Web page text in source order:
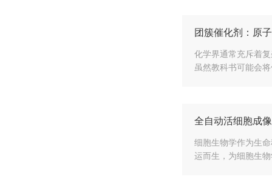
团簇催化剂：
化学界通常充斥着复杂
虽然教科书可能会将
全自动活细胞成
细胞生物学作为生命
运而生，为细胞